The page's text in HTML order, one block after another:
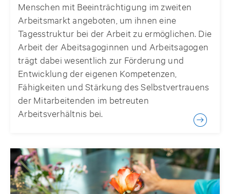
Menschen mit Beeinträchtigung im zweiten
Arbeitsmarkt angeboten, um ihnen eine
Tagesstruktur bei der Arbeit zu ermöglichen. Die
Arbeit der Abeitsagoginnen und Arbeitsagogen
trägt dabei wesentlich zur Förderung und
Entwicklung der eigenen Kompetenzen,
Fähigkeiten und Stärkung des Selbstvertrauens
der Mitarbeitenden im betreuten
Arbeitsverhältnis bei.